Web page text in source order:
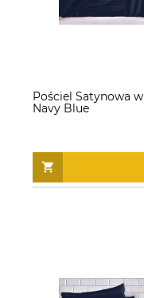
Pościel Satynowa
Navy Blue